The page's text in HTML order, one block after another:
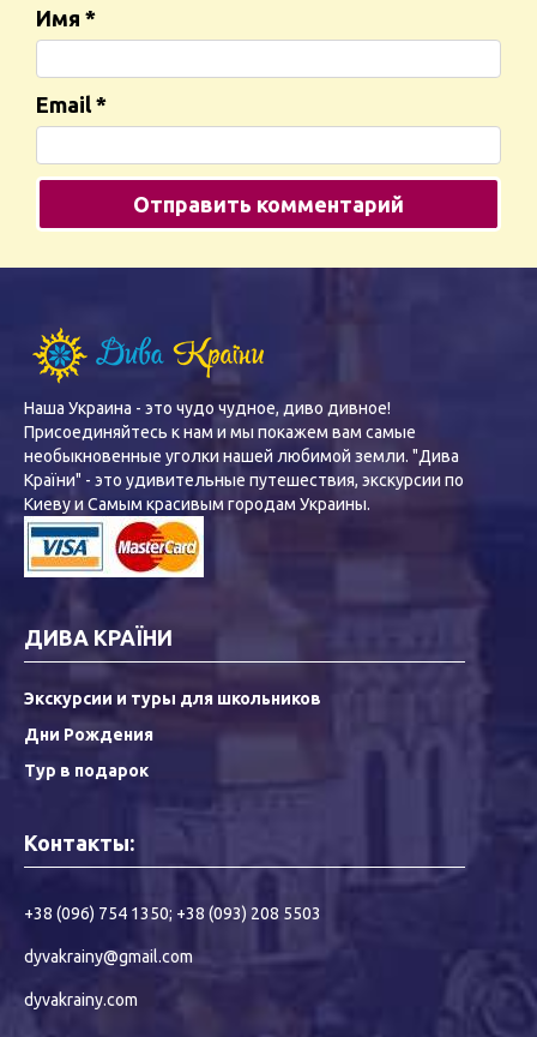
Имя *
Email *
Наша Украина - это чудо чудное, диво дивное!
Присоединяйтесь к нам и мы покажем вам самые
необыкновенные уголки нашей любимой земли. "Дива
Країни" - это удивительные путешествия, экскурсии по
Киеву и Самым красивым городам Украины.
ДИВА КРАЇНИ
Экскурсии и туры для школьников
Дни Рождения
Тур в подарок
Контакты:
+38 (096) 754 1350; +38 (093) 208 5503
dyvakrainy@gmail.com
dyvakrainy.com